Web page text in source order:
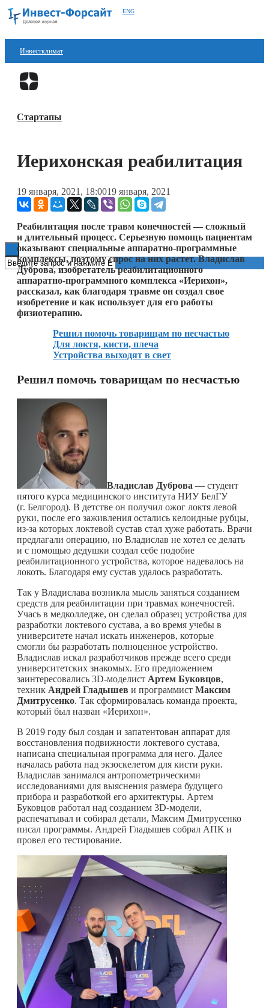
ENG
Инвестклимат
Финансы
Блокчейн
Технологии
ESG
Стартапы
Иерихонская реабилитация
19 января, 2021, 18:0019 января, 2021
Реабилитация после травм конечностей — сложный
и длительный процесс. Серьезную помощь пациентам
оказывают специальные аппаратно-программные
комплексы, поэтому спрос на них растет. Владислав
Дуброва, изобретатель реабилитационного
аппаратно-программного комплекса «Иерихон»,
рассказал, как благодаря травме он создал свое
изобретение и как использует для его работы
физиотерапию.
Решил помочь товарищам по несчастью
Для локтя, кисти, плеча
Устройства выходят в свет
Решил помочь товарищам по несчастью
Владислав Дуброва — студент
пятого курса медицинского института НИУ БелГУ
(г. Белгород). В детстве он получил ожог локтя левой
руки, после его заживления остались келоидные рубцы,
из-за которых локтевой сустав стал хуже работать. Врачи
предлагали операцию, но Владислав не хотел ее делать
и с помощью дедушки создал себе подобие
реабилитационного устройства, которое надевалось на
локоть. Благодаря ему сустав удалось разработать.
Так у Владислава возникла мысль заняться созданием
средств для реабилитации при травмах конечностей.
Учась в медколледже, он сделал образец устройства для
разработки локтевого сустава, а во время учебы в
университете начал искать инженеров, которые
смогли бы разработать полноценное устройство.
Владислав искал разработчиков прежде всего среди
университетских знакомых. Его предложением
заинтересовались 3D-моделист Артем Буковцов,
техник Андрей Гладышев и программист Максим
Дмитрусенко. Так сформировалась команда проекта,
который был назван «Иерихон».
В 2019 году был создан и запатентован аппарат для
восстановления подвижности локтевого сустава,
написана специальная программа для него. Далее
началась работа над экзоскелетом для кисти руки.
Владислав занимался антропометрическими
исследованиями для выяснения размера будущего
прибора и разработкой его архитектуры. Артем
Буковцов работал над созданием 3D-модели,
распечатывал и собирал детали, Максим Дмитрусенко
писал программы. Андрей Гладышев собрал АПК и
провел его тестирование.